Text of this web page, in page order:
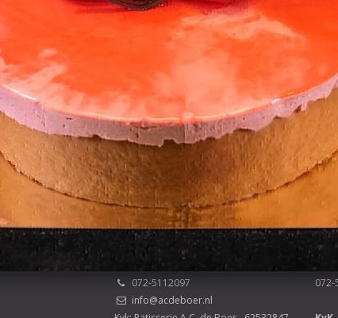
Patisserie A.C. de Boer
Scharlo 15, 1815 CN Alkmaar
072-5112097
info@acdeboer.nl
N.G.
072-